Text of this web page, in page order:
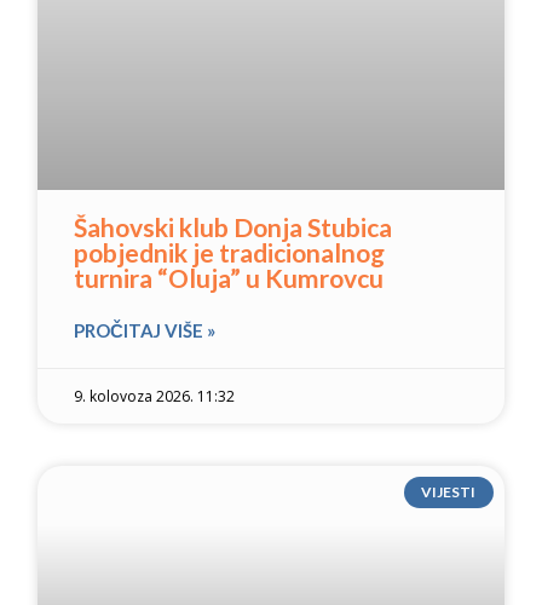
Šahovski klub Donja Stubica
pobjednik je tradicionalnog
turnira “Oluja” u Kumrovcu
PROČITAJ VIŠE »
9. kolovoza 2026. 11:32
VIJESTI